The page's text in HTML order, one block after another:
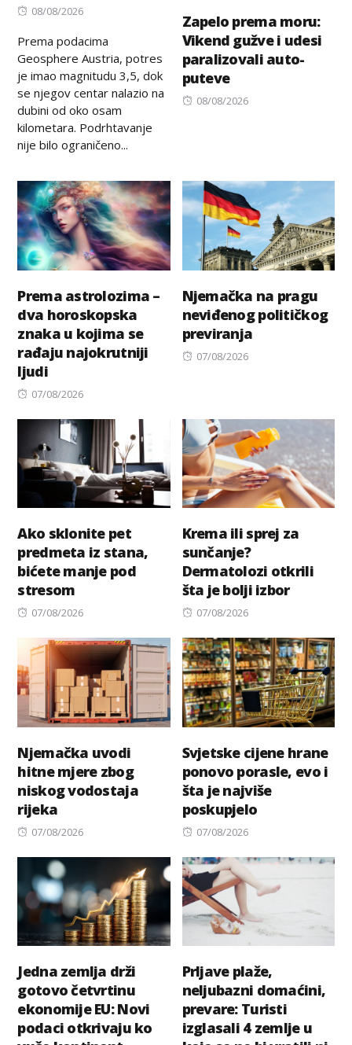
Posted
08/08/2026
Prema podacima
Geosphere Austria, potres
je imao magnitudu 3,5, dok
se njegov centar nalazio na
dubini od oko osam
kilometara. Podrhtavanje
nije bilo ograničeno...
Zapelo prema moru:
Vikend gužve i udesi
paralizovali auto-
puteve
Posted
08/08/2026
Prema astrolozima –
dva horoskopska
znaka u kojima se
rađaju najokrutniji
ljudi
Posted
07/08/2026
Njemačka na pragu
neviđenog političkog
previranja
Posted
07/08/2026
Ako sklonite pet
predmeta iz stana,
bićete manje pod
stresom
Posted
07/08/2026
Krema ili sprej za
sunčanje?
Dermatolozi otkrili
šta je bolji izbor
Posted
07/08/2026
Njemačka uvodi
hitne mjere zbog
niskog vodostaja
rijeka
Posted
07/08/2026
Svjetske cijene hrane
ponovo porasle, evo i
šta je najviše
poskupjelo
Posted
07/08/2026
Jedna zemlja drži
gotovo četvrtinu
ekonomije EU: Novi
podaci otkrivaju ko
Prljave plaže,
neljubazni domaćini,
prevare: Turisti
izglasali 4 zemlje u